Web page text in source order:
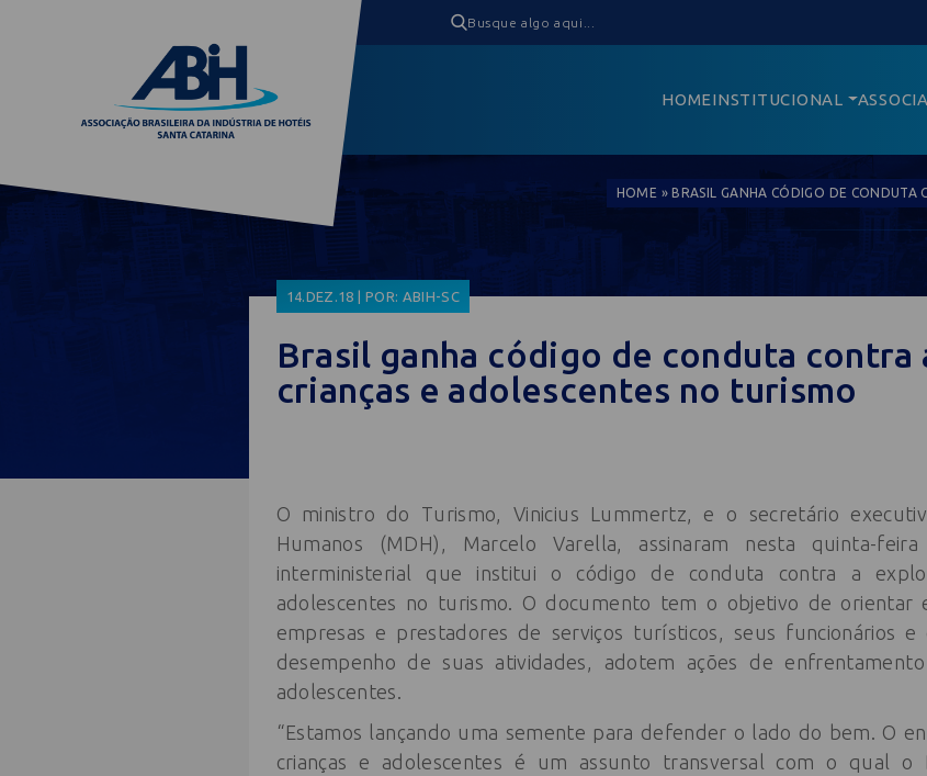
HOMEINSTITUCIONAL
HOME »BRASIL GANHA CÓDIGO DE CONDUTA
14.DEZ.18 | POR: ABIH-SC
Brasil ganha código de conduta contra
crianças e adolescentes no turismo
O ministro do Turismo, Vinicius Lummertz, e o secretário
Humanos (MDH), Marcelo Varella, assinaram nesta quinta-
interministerial que institui o código de conduta contra a
adolescentes no turismo. O documento tem o objetivo de
empresas e prestadores de serviços turísticos, seus funcionários
desempenho de suas atividades, adotem ações de
adolescentes.
“Estamos lançando uma semente para defender o lado do bem. O
crianças e adolescentes é um assunto transversal com o qual o